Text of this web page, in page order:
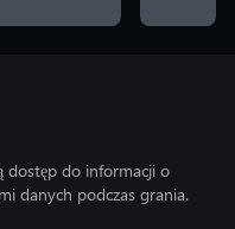
dostęp do informacji o
danych podczas grania.